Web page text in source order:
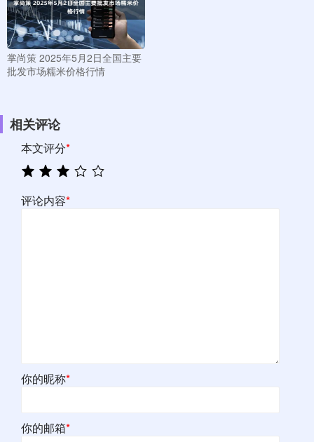
掌尚策 2025年5月2日全国主要
批发市场糯米价格行情
相关评论
本文评分*
评论内容*
你的昵称*
你的邮箱*